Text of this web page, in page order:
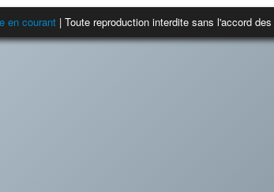
en courant | Toute reproduction interdite sans l'accord